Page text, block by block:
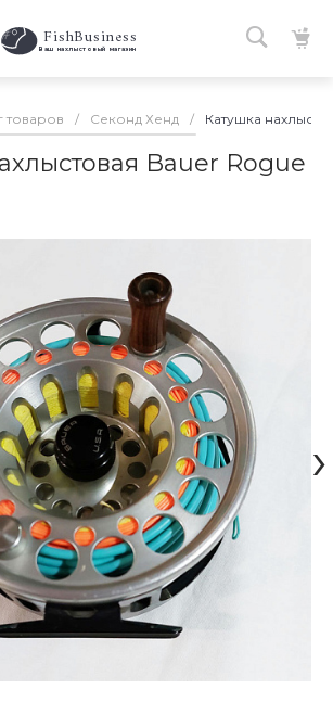
FishBusiness
Ваш нахлыстовый магазин
товаров / Секонд Хенд / Катушка
Bauer Rogue
›